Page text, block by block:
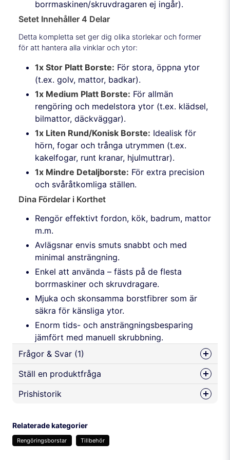
borrmaskinen/skruvdragaren ej ingår).
Setet Innehåller 4 Delar
Detta kompletta set ger dig olika storlekar och former
för att hantera alla vinklar och ytor:
1x Stor Platt Borste: För stora, öppna ytor
(t.ex. golv, mattor, badkar).
1x Medium Platt Borste: För allmän
rengöring och medelstora ytor (t.ex. klädsel,
bilmattor, däckväggar).
1x Liten Rund/Konisk Borste: Idealisk för
hörn, fogar och trånga utrymmen (t.ex.
kakelfogar, runt kranar, hjulmuttrar).
1x Mindre Detaljborste: För extra precision
och svåråtkomliga ställen.
Dina Fördelar i Korthet
Rengör effektivt fordon, kök, badrum, mattor
m.m.
Avlägsnar envis smuts snabbt och med
minimal ansträngning.
Enkel att använda – fästs på de flesta
borrmaskiner och skruvdragare.
Mjuka och skonsamma borstfibrer som är
säkra för känsliga ytor.
Enorm tids- och ansträngningsbesparing
jämfört med manuell skrubbning.
Frågor & Svar (1)
Hej! Har ni något medel jag kan använda på
Butiken svarade
Ställ en produktfråga
question
Prishistorik
Relaterade kategorier
Rengöringsborstar Tillbehör